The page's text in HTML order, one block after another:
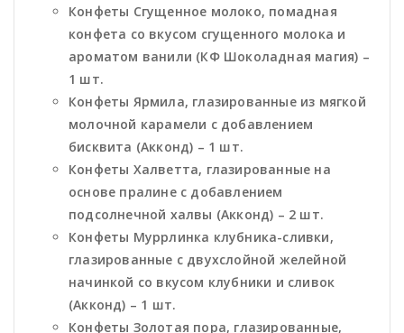
Конфеты Сгущенное молоко, помадная
конфета со вкусом сгущенного молока и
ароматом ванили (КФ Шоколадная магия) –
1 шт.
Конфеты Ярмила, глазированные из мягкой
молочной карамели с добавлением
бисквита (Акконд) – 1 шт.
Конфеты Халветта, глазированные на
основе пралине с добавлением
подсолнечной халвы (Акконд) – 2 шт.
Конфеты Муррлинка клубника-сливки,
глазированные с двухслойной желейной
начинкой со вкусом клубники и сливок
(Акконд) – 1 шт.
Конфеты Золотая пора, глазированные,